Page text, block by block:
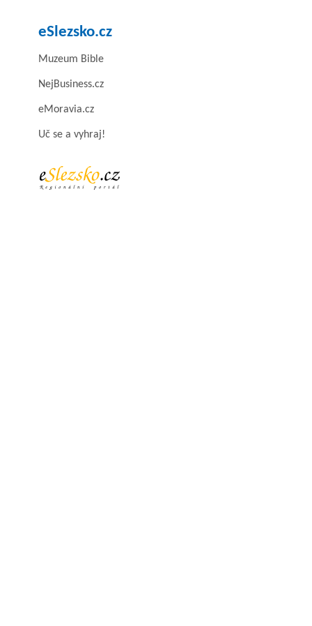
eSlezsko.cz
Muzeum Bible
NejBusiness.cz
eMoravia.cz
Uč se a vyhraj!